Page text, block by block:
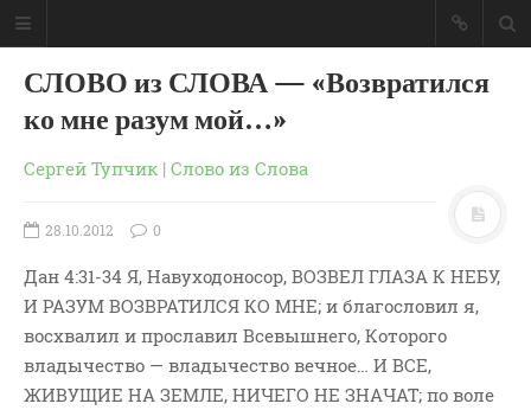
СЛОВО из СЛОВА — «Возвратился
ко мне разум мой…»
Сергей Тупчик | Слово из Слова
28.10.2012 0
Дан 4:31-34 Я, Навуходоносор, ВОЗВЕЛ ГЛАЗА К НЕБУ,
И РАЗУМ ВОЗВРАТИЛСЯ КО МНЕ; и благословил я,
восхвалил и прославил Всевышнего, Которого
владычество — владычество вечное… И ВСЕ,
ЖИВУЩИЕ НА ЗЕМЛЕ, НИЧЕГО НЕ ЗНАЧАТ; по воле